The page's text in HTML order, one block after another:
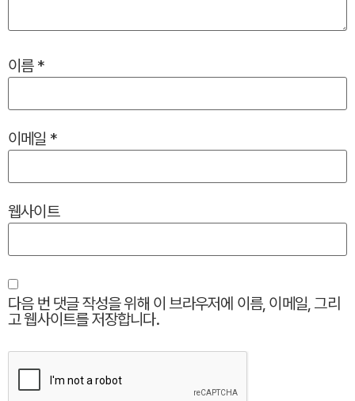
이름 *
이메일 *
웹사이트
다음 번 댓글 작성을 위해 이 브라우저에 이름, 이메일, 그리
고 웹사이트를 저장합니다.